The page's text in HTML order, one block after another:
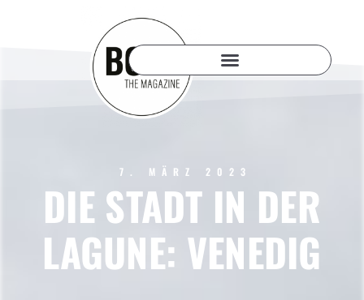
7. MÄRZ 2023
DIE STADT IN DER
LAGUNE: VENEDIG